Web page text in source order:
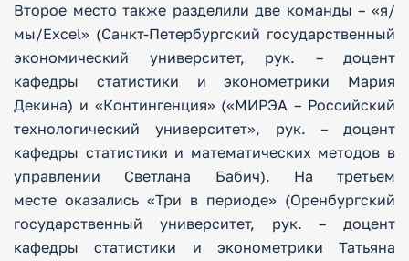
Второе место также разделили две команды – «я/
мы/Excel» (Санкт-Петербургский государственный
экономический университет, рук. – доцент
кафедры статистики и эконометрики Мария
Декина) и «Контингенция» («МИРЭА – Российский
технологический университет», рук. – доцент
кафедры статистики и математических методов в
управлении Светлана Бабич). На третьем
месте оказались «Три в периоде» (Оренбургский
государственный университет, рук. – доцент
кафедры статистики и эконометрики Татьяна